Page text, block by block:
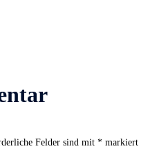
Felder sind mit * markiert